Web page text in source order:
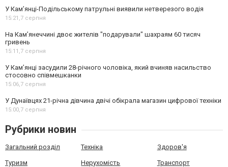
У Кам’янці-Подільському патрульні виявили нетверезого водія
15:21,7 серпня
На Камʼянеччині двоє жителів "подарували" шахраям 60 тисяч
гривень
15:11,7 серпня
У Камʼянці засудили 28-річного чоловіка, який вчиняв насильство
стосовно співмешканки
15:06,7 серпня
У Дунаївцях 21-річна дівчина двічі обікрала магазин цифрової техніки
15:00,7 серпня
Рубрики новин
Загальний розділ Техніка Здоров'я
Туризм Нерухомість Транспорт